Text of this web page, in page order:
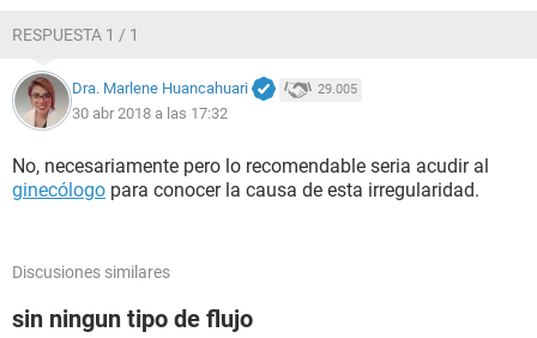
RESPUESTA 1 / 1
Dra. Marlene Huancahuari 29.005
30 abr 2018 a las 17:32
No, necesariamente pero lo recomendable seria acudir al
ginecólogo para conocer la causa de esta irregularidad.
Discusiones similares
sin ningun tipo de flujo